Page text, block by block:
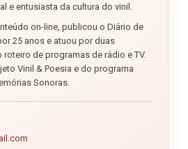
e entusiasta da cultura do vinil.
on-line, publicou o Diário de
25 anos e atuou por duas
de programas de rádio e TV.
Vinil & Poesia e do programa
Sonoras.